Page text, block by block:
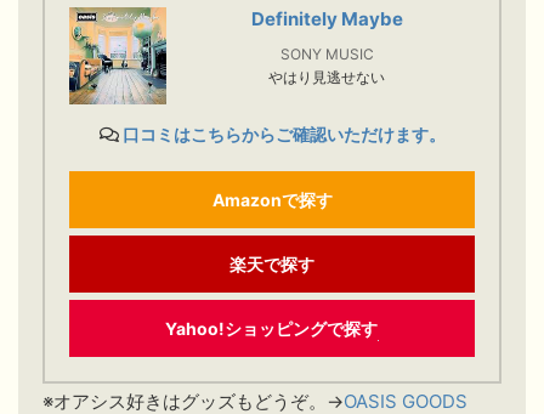
Definitely Maybe
SONY MUSIC
やはり見逃せない
口コミはこちらからご確認いただけます。
Amazonで探す
楽天で探す
Yahoo!ショッピングで探す
※オアシス好きはグッズもどうぞ。→OASIS GOODS